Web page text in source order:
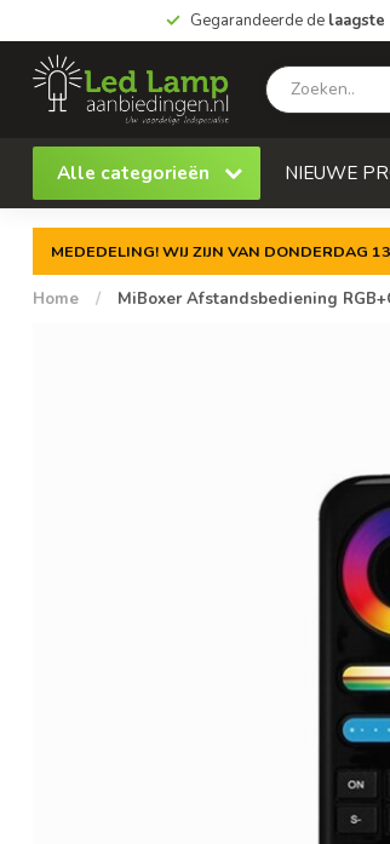
Gegarandeerde de laagste
Alle categorieën NIEUWE
MEDEDELING! WIJ ZIJN VAN DONDERDAG
Home / MiBoxer Afstandsbediening